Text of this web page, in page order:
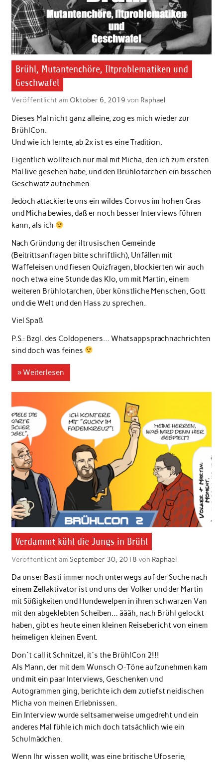
Brühl, Mutantenchöre, Iltproblematiken und
Geschwafel
Veröffentlicht am Oktober 6, 2019 von Raphael
Dieses Mal nicht ganz alleine, zog es mich wieder zur
BrühlCon.
Und wie ich lernte, ab 2x ist es eine Tradition.
Eigentlich wollte ich nur mal mit Micha, den ich zum ersten
Mal live gesehen habe, und den Brühlotarchen ein bisschen
Geschwätz aufnehmen.
Jedoch attackierte uns ein wildes Corvus im hohen Gras
und Micha bewies, daß er noch besser Interviews führen
kann, als ich
Nach Gründung der iltrusischen Gemeinde
(Beitrittsanfragen bitte schriftlich), Unfällen mit
Waffeleisen und fiesen Quizfragen, blockierten wir auch
noch etwa eine Stunde das Klo, um mit Martin, einem
weiteren Brühlotarchen, über künstliche Menschen, Gott
und die Welt und den Hass zu sprechen.
Viel Spaß
P.S.: Bzgl. des Coldopeners… Whatsappsprachnachrichten
sind doch was feines
» Weiterlesen
Verdammt kühl die Jungs in Brühl
Veröffentlicht am September 30, 2018 von Raphael
Da unser Basti immer noch unterwegs auf der Suche nach
einem Zellaktivator ist und uns der Volker und der Martin
mit Süßigkeiten und Hundewelpen in ihren schwarzen Van
mit den abgeklebten Scheiben… äääh, nach Brühl gelockt
haben, gibt es heute einen kleinen Reisebericht von einem
heimeligen kleinen Event.
Don´t call it Schnitzel, it´s the BrühlCon 2!!!
Als Mann, der mit dem Wunsch O-Töne aufzunehmen kam
und mit ein paar Interviews, Geschenken und
Autogrammen ging, berichte ich dem zutiefst neidischen
Micha von meinen Erlebnissen.
Ein Interview wurde seltsamerweise umgedreht und ein
anderes Mal fühle ich mich doch tatsächlich wie ein
Schulmädchen.
Wenn Ihr wissen wollt, was eine britische Ufoserie,